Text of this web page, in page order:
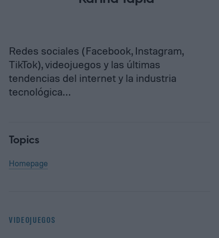
Redes sociales (Facebook, Instagram,
TikTok), videojuegos y las últimas
tendencias del internet y la industria
tecnológica…
Topics
Homepage
VIDEOJUEGOS